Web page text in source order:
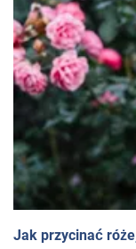
Jak przycinać